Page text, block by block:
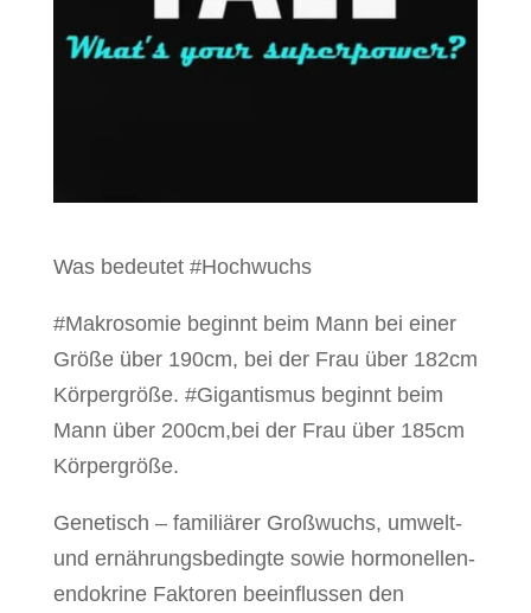
Was bedeutet #Hochwuchs
#Makrosomie beginnt beim Mann bei einer
Größe über 190cm, bei der Frau über 182cm
Körpergröße. #Gigantismus beginnt beim
Mann über 200cm,bei der Frau über 185cm
Körpergröße.
Genetisch – familiärer Großwuchs, umwelt-
und ernährungsbedingte sowie hormonellen-
endokrine Faktoren beeinflussen den